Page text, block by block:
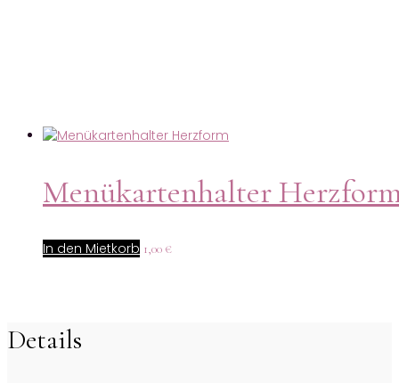
Menükartenhalter
In den Mietkorb 1,00 €
Details